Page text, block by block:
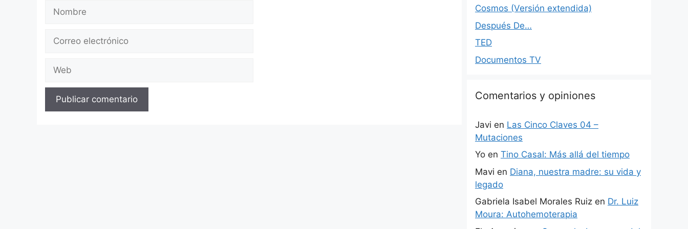
electrónico
Cosmos (Versión extendida)
Después De…
TED
Documentos TV
Comentarios y opiniones
Javi en Las Cinco Claves 04 –
Mutaciones
Yo en Tino Casal: Más allá del tiempo
Mavi en Diana, nuestra madre: su vida y
legado
Gabriela Isabel Morales Ruiz en Dr. Luiz
Moura: Autohemoterapia